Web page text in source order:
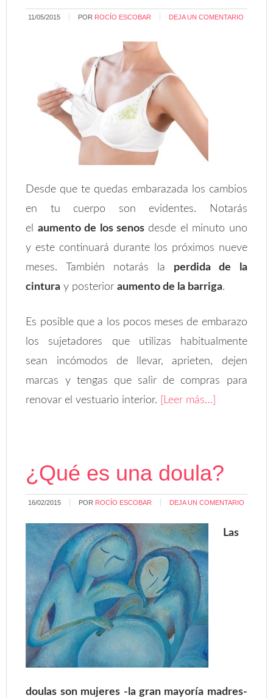
11/05/2015 POR ROCÍO ESCOBAR DEJA UN COMENTARIO
Desde que te quedas embarazada los cambios
en tu cuerpo son evidentes. Notarás
el aumento de los senos desde el minuto uno
y este continuará durante los próximos nueve
meses. También notarás la perdida de la
cintura y posterioraumento de la barriga.
Es posible que a los pocos meses de embarazo
los sujetadores que utilizas habitualmente
sean incómodos de llevar, aprieten, dejen
marcas y tengas que salir de compras para
renovar el vestuario interior.
[Leer más…]
¿Qué es una doula?
16/02/2015 POR ROCÍO ESCOBAR DEJA UN COMENTARIO
Las
doulas son mujeres -la gran mayoría madres-